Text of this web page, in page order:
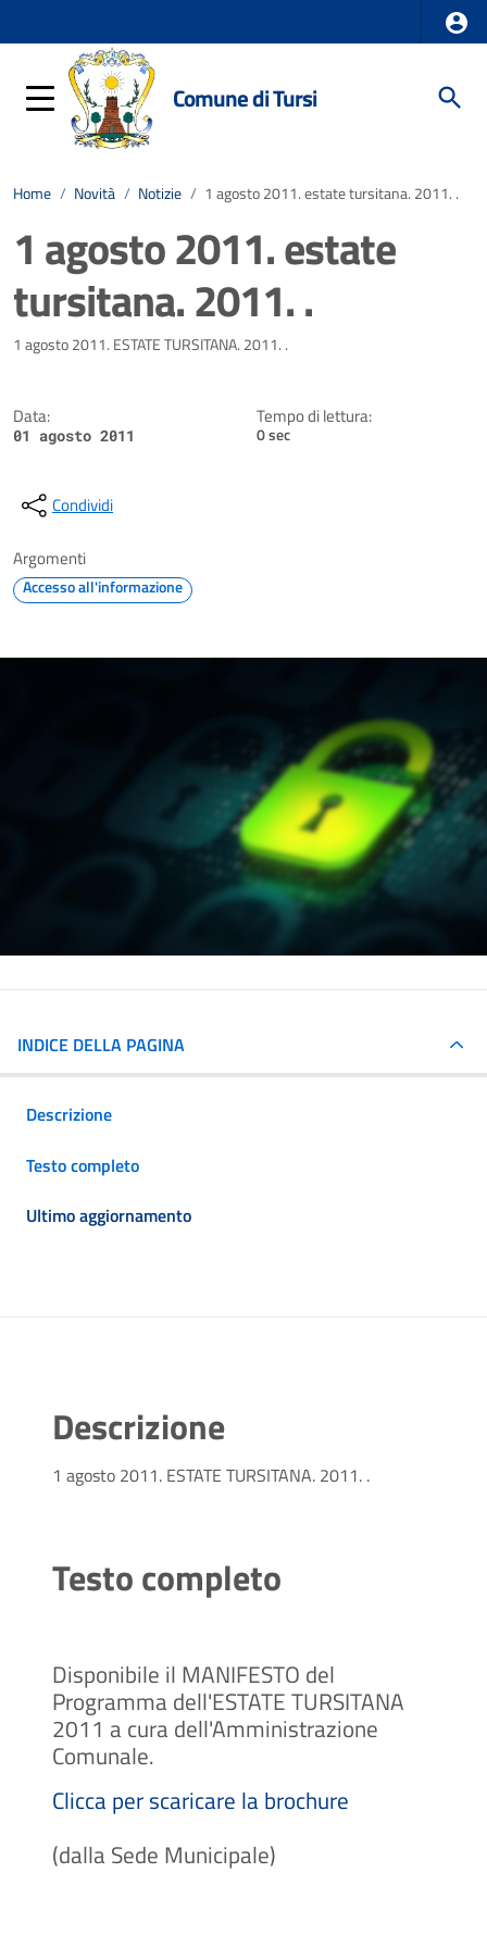
Comune di Tursi
Home / Novità / Notizie / 1 agosto 2011. estate tursitana. 2011. .
1 agosto 2011. estate
tursitana. 2011. .
Dettagli della notizia
1 agosto 2011. ESTATE TURSITANA. 2011. .
Data:
01 agosto 2011
Tempo di lettura:
0 sec
Condividi
Argomenti
Accesso all'informazione
INDICE DELLA PAGINA
Descrizione
Testo completo
Ultimo aggiornamento
Descrizione
1 agosto 2011. ESTATE TURSITANA. 2011. .
Testo completo
Disponibile il MANIFESTO del
Programma dell'ESTATE TURSITANA
2011 a cura dell'Amministrazione
Comunale.
Clicca per scaricare la brochure
(dalla Sede Municipale)